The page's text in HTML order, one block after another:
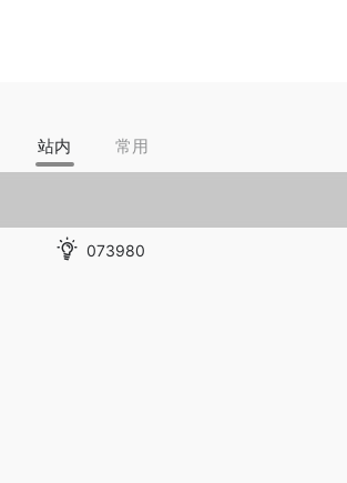
站内 常用
073980